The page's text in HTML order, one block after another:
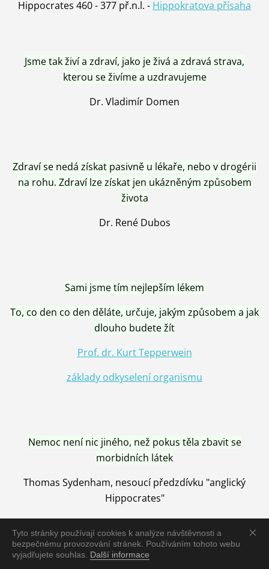
Tyto stránky používají cookies k analýze návštěvnosti a
bezpečnému provozování stránek. Používáním tohoto webu
vyjadřujete souhlas. Další informace
Hippocrates 460 - 377 př.n.l. - Hippokratova přísaha
Jsme tak živí a zdraví, jako je živá a zdravá strava,
kterou se živíme a uzdravujeme
Dr. Vladimír Domen
Zdraví se nedá získat pasivně u lékaře, nebo v drogérii
na rohu. Zdraví lze získat jen ukázněným způsobem
života
Dr. René Dubos
Sami jsme tím nejlepším lékem
To, co den co den děláte, určuje, jakým způsobem a jak
dlouho budete žít
Prof. dr. Kurt Tepperwein
základy odkyselení organismu
Nemoc není nic jiného, než pokus těla zbavit se
morbidních látek
Thomas Sydenham, nesoucí předzdívku "anglický
Hippocrates"
Nemoc je vyléčena jen pomocí Přírody, neutralizací a